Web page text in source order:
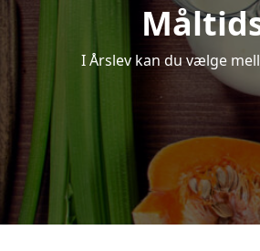
I Årslev kan du vælge